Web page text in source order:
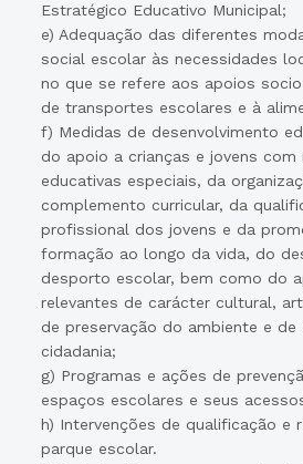
Estratégico Educativo Municipal;
e) Adequação das diferentes
social escolar às necessidades
no que se refere aos apoios
de transportes escolares e à
f) Medidas de desenvolvimento
do apoio a crianças e jovens com
educativas especiais, da
complemento curricular, da
profissional dos jovens e da
formação ao longo da vida, do
desporto escolar, bem como do
relevantes de carácter cultural,
de preservação do ambiente e de
cidadania;
g) Programas e ações de
espaços escolares e seus
h) Intervenções de qualificação e
parque escolar.